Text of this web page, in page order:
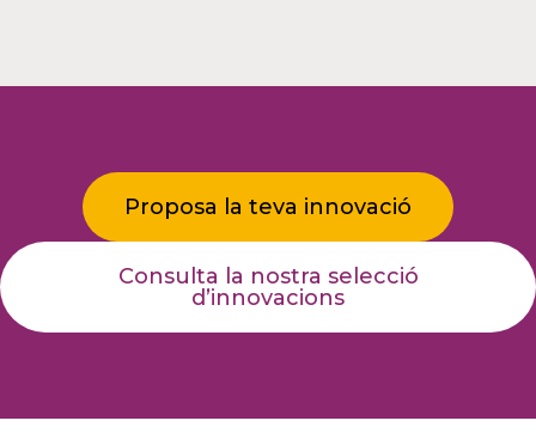
Proposa la teva innovació
Consulta la nostra selecció
d’innovacions